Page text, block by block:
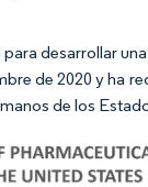
desarrollar
de 2020 y ha
de los